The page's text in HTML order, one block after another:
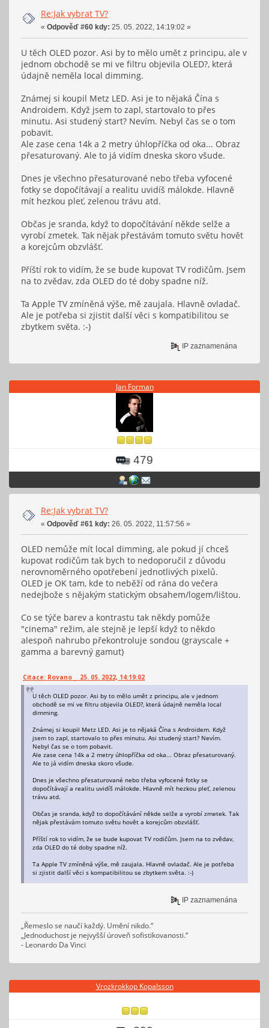
Re:Jak vybrat TV?
« Odpověď #60 kdy: 25. 05. 2022, 14:19:02 »
U těch OLED pozor. Asi by to mělo umět z principu, ale v
jednom obchodě se mi ve filtru objevila OLED?, která
údajně neměla local dimming.
Známej si koupil Metz LED. Asi je to nějaká Čína s
Androidem. Když jsem to zapl, startovalo to přes
minutu. Asi studený start? Nevím. Nebyl čas se o tom
pobavit.
Ale zase cena 14k a 2 metry úhlopříčka od oka... Obraz
přesaturovaný. Ale to já vidím dneska skoro všude.
Dnes je všechno přesaturované nebo třeba vyfocené
fotky se dopočítávají a realitu uvidíš málokde. Hlavně
mít hezkou pleť, zelenou trávu atd.
Občas je sranda, když to dopočítávání někde selže a
vyrobí zmetek. Tak nějak přestávám tomuto světu hovět
a korejcům obzvlášť.
Příští rok to vidím, že se bude kupovat TV rodičům. Jsem
na to zvědav, zda OLED do té doby spadne níž.
Ta Apple TV zmíněná výše, mě zaujala. Hlavně ovladač.
Ale je potřeba si zjistit další věci s kompatibilitou se
zbytkem světa. :-)
IP zaznamenána
Jan Forman
479
Re:Jak vybrat TV?
« Odpověď #61 kdy: 26. 05. 2022, 11:57:56 »
OLED nemůže mít local dimming, ale pokud jí chceš
kupovat rodičům tak bych to nedoporučil z důvodu
nerovnoměrného opotřebení jednotlivých pixelů.
OLED je OK tam, kde to neběží od rána do večera
nedejbože s nějakým statickým obsahem/logem/lištou.
Co se týče barev a kontrastu tak někdy pomůže
"cinema" režim, ale stejně je lepší když to někdo
alespoň nahrubo překontroluje sondou (grayscale +
gamma a barevný gamut)
Citace: Rovano _ 25. 05. 2022, 14:19:02
U těch OLED pozor. Asi by to mělo umět z principu, ale v jednom
obchodě se mi ve filtru objevila OLED?, která údajně neměla local
dimming.
Známej si koupil Metz LED. Asi je to nějaká Čína s Androidem. Když
jsem to zapl, startovalo to přes minutu. Asi studený start? Nevím.
Nebyl čas se o tom pobavit.
Ale zase cena 14k a 2 metry úhlopříčka od oka... Obraz přesaturovaný.
Ale to já vidím dneska skoro všude.
Dnes je všechno přesaturované nebo třeba vyfocené fotky se
dopočítávají a realitu uvidíš málokde. Hlavně mít hezkou pleť, zelenou
trávu atd.
Občas je sranda, když to dopočítávání někde selže a vyrobí zmetek. Tak
nějak přestávám tomuto světu hovět a korejcům obzvlášť.
Příští rok to vidím, že se bude kupovat TV rodičům. Jsem na to zvědav,
zda OLED do té doby spadne níž.
Ta Apple TV zmíněná výše, mě zaujala. Hlavně ovladač. Ale je potřeba
si zjistit další věci s kompatibilitou se zbytkem světa. :-)
IP zaznamenána
„Řemeslo se naučí každý. Umění nikdo.“
„Jednoduchost je nejvyšší úroveň sofistikovanosti.“
- Leonardo Da Vinci
Vrozkrokkop Kopalsson